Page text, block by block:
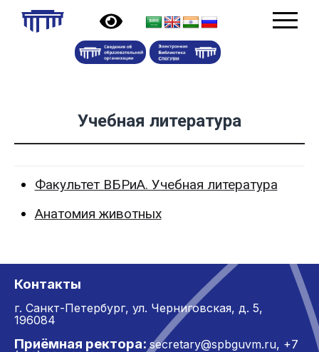
Учебная литература
Факультет ВБРиА. Учебная литература
Анатомия животных
Контакты
г. Санкт-Петербург, ул. Черниговская, д. 5,
196084
Приёмная ректора: secretary@spbguvm.ru, +7